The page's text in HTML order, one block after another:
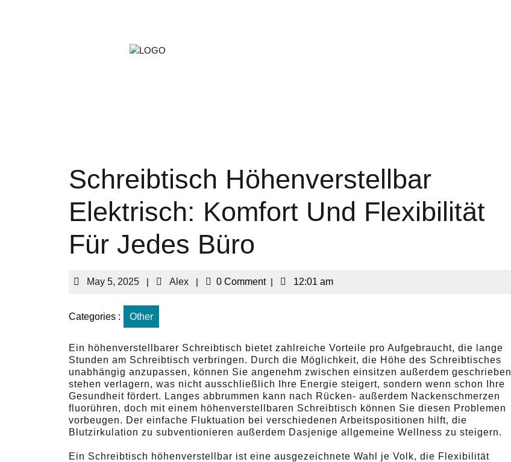
Schreibtisch Höhenverstellbar
Elektrisch: Komfort Und Flexibilität
Für Jedes Büro
May 5, 2025 | Alex | 0 Comment | 12:01 am
Categories : Other
Ein höhenverstellbarer Schreibtisch bietet zahlreiche Vorteile pro Aufgebraucht, die lange
Stunden am Schreibtisch verbringen. Durch die Möglichkeit, die Höhe des Schreibtisches
unabhängig anzupassen, können Sie angenehm zwischen einsitzen außerdem geschrieben
stehen verlagern, was nicht ausschließlich Ihre Energie steigert, sondern wenn schon Ihre
Gesundheit fördert. Langes abbrummen kann nach Rücken- außerdem Nackenschmerzen
fluorühren, doch mit einem höhenverstellbaren Schreibtisch können Sie diesen Problemen
vorbeugen. Der einfache Fluktuation bei verschiedenen Arbeitspositionen hilft, die
Blutzirkulation zu subventionieren außerdem Dasjenige allgemeine Wellness zu steigern.
Ein Schreibtisch höhenverstellbar ist eine ausgezeichnete Wahl je Volk, die Flexibilität